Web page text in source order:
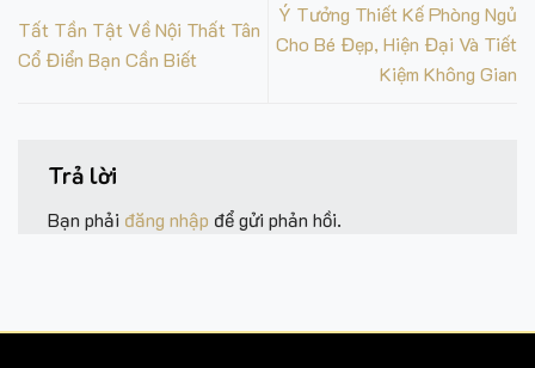
Tất Tần Tật Về Nội Thất Tân
Cổ Điển Bạn Cần Biết
Ý Tưởng Thiết Kế Phòng Ngủ
Cho Bé Đẹp, Hiện Đại Và Tiết
Kiệm Không Gian
Trả lời
Bạn phải đăng nhập để gửi phản hồi.